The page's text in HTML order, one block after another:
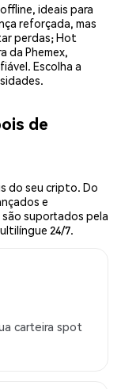
ideais para
reforçada, mas
perdas; Hot
da Phemex,
Escolha a
de
do seu cripto. Do
e
suportados pela
24/7.
carteira spot